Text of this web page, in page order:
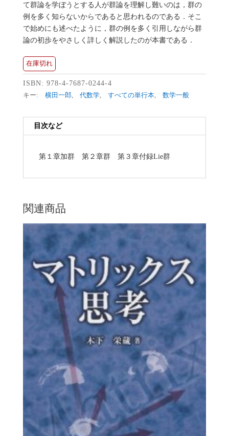
て群論を学ぼうとする人が群論を理解し難いのは，群の
例を多く知らないからであると思われるのである．そこ
で始めにも述べたように，群の例を多く引用しながら群
論の初歩をやさしく詳しく解説したのが本書である．
在庫切れ
ISBN: 978-4-7687-0244-4
キー: 横田一郎, 代数学, すべての単行本, 数学一般
目次など
第１章加群 第２章群 第３章付録Lie群
関連商品